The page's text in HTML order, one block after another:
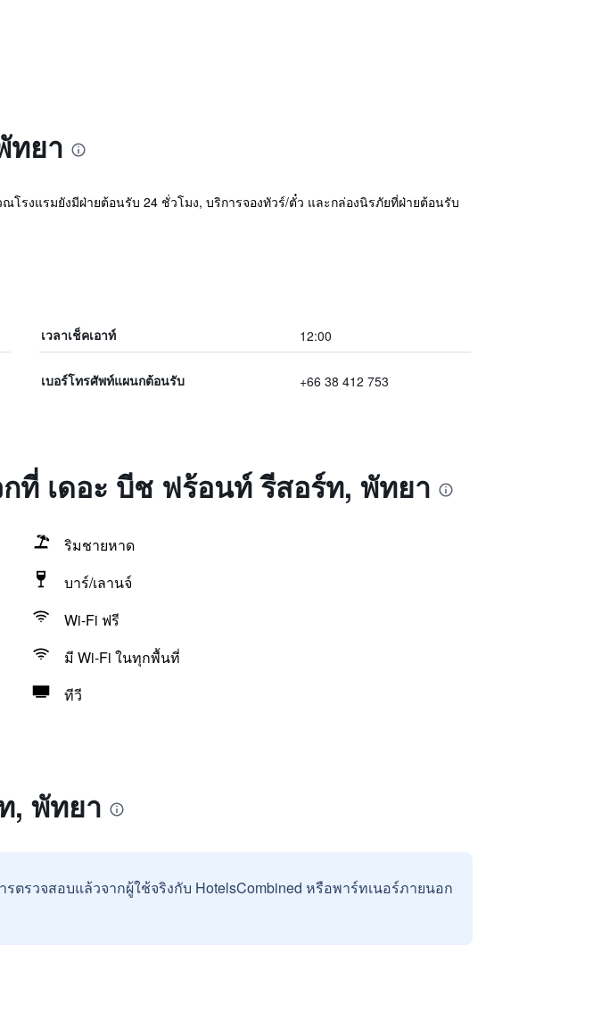
ทยา
รงแรมยังมีฝ่ายต้อนรับ 24 ชั่วโมง, บริการจองทัวร์/ตั๋ว และกล่องนิรภัยที่ฝ่ายต้อนรับ
เวลาเช็คเอาท์ 12:00
เบอร์โทรศัพท์แผนกต้อนรับ +66 38 412 753
ที่ เดอะ บีช ฟร้อนท์ รีสอร์ท, พัทยา
ริมชายหาด
บาร์/เลานจ์
Wi-Fi ฟรี
มี Wi-Fi ในทุกพื้นที่
ทีวี
, พัทยา
ตรวจสอบแล้วจากผู้ใช้จริงกับ HotelsCombined หรือพาร์ทเนอร์ภายนอก